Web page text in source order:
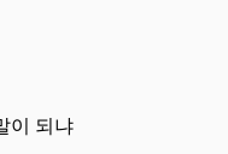
이 되냐